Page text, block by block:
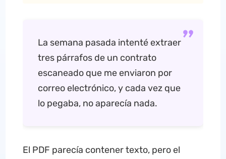
La semana pasada intenté extraer
tres párrafos de un contrato
escaneado que me enviaron por
correo electrónico, y cada vez que
lo pegaba, no aparecía nada.
El PDF parecía contener texto, pero el